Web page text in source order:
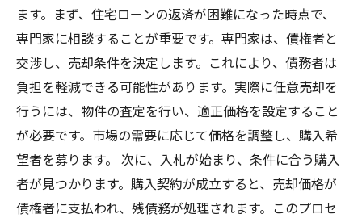
ます。まず、住宅ローンの返済が困難になった時点で、
専門家に相談することが重要です。専門家は、債権者と
交渉し、売却条件を決定します。これにより、債務者は
負担を軽減できる可能性があります。実際に任意売却を
行うには、物件の査定を行い、適正価格を設定すること
が必要です。市場の需要に応じて価格を調整し、購入希
望者を募ります。 次に、入札が始まり、条件に合う購入
者が見つかります。購入契約が成立すると、売却価格が
債権者に支払われ、残債務が処理されます。このプロセ